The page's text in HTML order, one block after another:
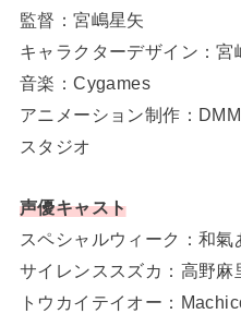
監督：宮嶋星矢
キャラクターデザイン：宮
音楽：Cygames
アニメーション制作：
スタジオ
声優キャスト
スペシャルウィーク：和氣
サイレンススズカ：高野麻
トウカイテイオー：